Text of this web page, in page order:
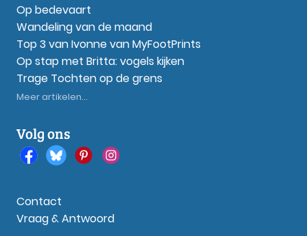
Op bedevaart
Wandeling van de maand
Top 3 van Ivonne van MyFootPrints
Op stap met Britta: vogels kijken
Trage Tochten op de grens
Meer artikelen...
Volg ons
Contact
Vraag & Antwoord